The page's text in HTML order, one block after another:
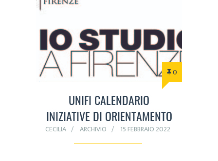
0
UNIFI CALENDARIO
INIZIATIVE DI ORIENTAMENTO
CECILIA ARCHIVIO 15 FEBBRAIO 2022